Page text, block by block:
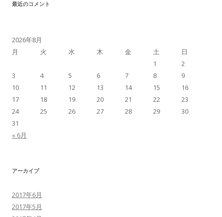
最近のコメント
2026年8月
月
火 水 木 金 土 日
« 6月
1
2
3
4 5 6 7 8
9
10
11 12 13 14 15
16
17
18 19 20 21 22
23
24
25 26 27 28 29
30
31
アーカイブ
2017年6月
2017年5月